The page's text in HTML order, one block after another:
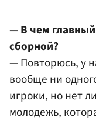
— В чем
сборной?
— Повторюсь, у
вообще ни
игроки, но нет
молодежь,